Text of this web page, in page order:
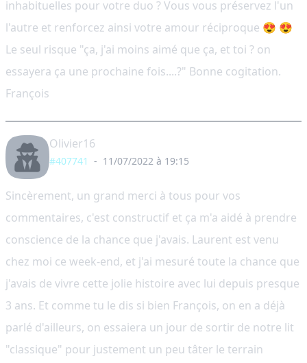
inhabituelles pour votre duo ? Vous vous préservez l'un
l'autre et renforcez ainsi votre amour réciproque 😍 😍
Le seul risque "ça, j'ai moins aimé que ça, et toi ? on
essayera ça une prochaine fois....?" Bonne cogitation.
François
Olivier16
#407741 - 11/07/2022 à 19:15
Sincèrement, un grand merci à tous pour vos
commentaires, c'est constructif et ça m'a aidé à prendre
conscience de la chance que j'avais. Laurent est venu
chez moi ce week-end, et j'ai mesuré toute la chance que
j'avais de vivre cette jolie histoire avec lui depuis presque
3 ans. Et comme tu le dis si bien François, on en a déjà
parlé d'ailleurs, on essaiera un jour de sortir de notre lit
"classique" pour justement un peu tâter le terrain